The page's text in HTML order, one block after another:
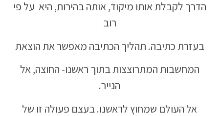
הדרך לקבלת אותו מיקוד, אותה בהירות, היא על פי
רוב
בעזרת כתיבה. תהליך הכתיבה מאפשר את הוצאת
המחשבות המתרוצצות בתוך ראשנו- החוצה, אל
הנייר.
אל העולם שמחוץ לראשנו. בעצם פעולה זו של